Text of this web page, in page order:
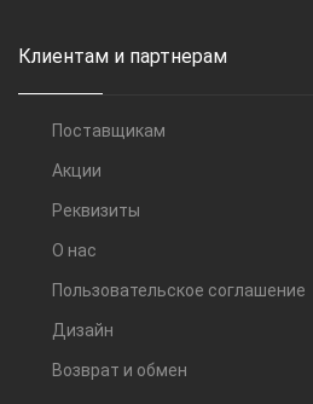
Клиентам и партнерам
Поставщикам
Акции
Реквизиты
О нас
Пользовательское соглашение
Дизайн
Возврат и обмен